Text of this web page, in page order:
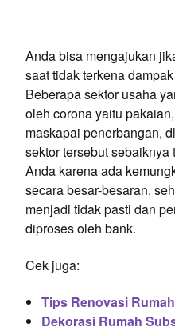
Anda bisa mengajukan
saat tidak terkena
Beberapa sektor usaha
oleh corona yaitu
maskapai penerbangan,
sektor tersebut
Anda karena ada
secara besar-besaran,
menjadi tidak pasti dan
diproses oleh bank.
Cek juga:
Tips Renovasi
Dekorasi Rumah